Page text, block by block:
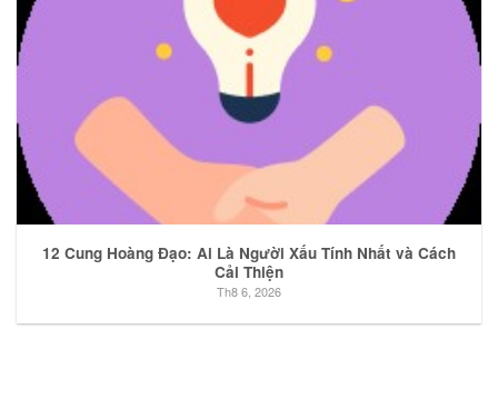
12 Cung Hoàng Đạo: Ai Là Người Xấu Tính Nhất và Cách
Cải Thiện
Th8 6, 2026